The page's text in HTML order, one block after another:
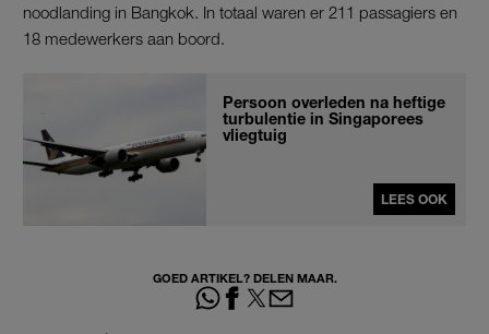
noodlanding in Bangkok. In totaal waren er 211 passagiers en
18 medewerkers aan boord.
Persoon overleden na heftige
turbulentie in Singaporees
vliegtuig
LEES OOK
GOED ARTIKEL? DELEN MAAR.